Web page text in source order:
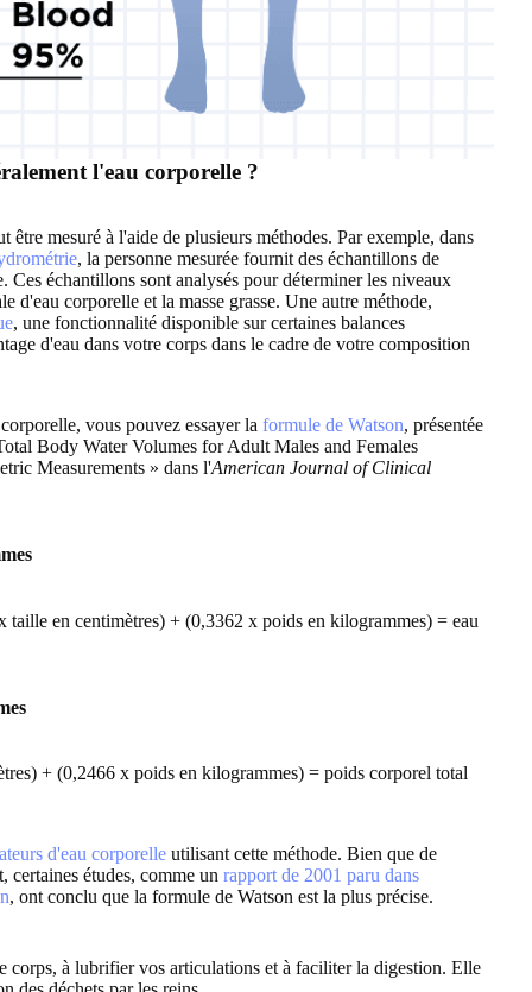
l'eau corporelle ?
être mesuré à l'aide de plusieurs méthodes. Par exemple, dans
, la personne mesurée fournit des échantillons de
échantillons sont analysés pour déterminer les niveaux
d'eau corporelle et la masse grasse. Une autre méthode,
, une fonctionnalité disponible sur certaines balances
d'eau dans votre corps dans le cadre de votre composition
vous pouvez essayer la formule de Watson, présentée
Body Water Volumes for Adult Males and Females
Measurements » dans l'American Journal of Clinical
en centimètres) + (0,3362 x poids en kilogrammes) = eau
+ (0,2466 x poids en kilogrammes) = poids corporel total
d'eau corporelle utilisant cette méthode. Bien que de
certaines études, comme un rapport de 2001 paru dans
, ont conclu que la formule de Watson est la plus précise.
corps, à lubrifier vos articulations et à faciliter la digestion. Elle